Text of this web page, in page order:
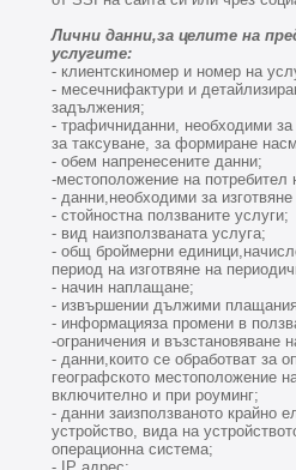
Лични данни,за целите на
услугите:
- клиентскиномер и номер на
- месечнифактури и
задължения;
- трафичниданни, необходими за
за таксуване, за формиране
- обем напренесените данни;
-местоположение на потребител
- данни,необходими за
- стойностна ползваните услуги;
- вид наизползваната услуга;
- общ броймерни
период на изготвяне на
- начин наплащане;
- извършении дължими
- информацияза промени в
-ограничения и възстановяване
- данни,които се обработват за
географското местоположение
включително и при роуминг;
- данни заизползваното крайно
устройство, вида на
операционна система;